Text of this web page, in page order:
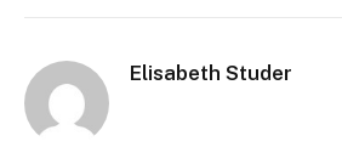
Elisabeth Studer